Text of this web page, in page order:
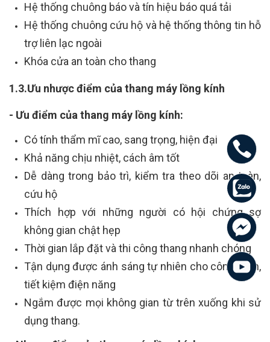
Hệ thống chuông báo và tín hiệu báo quá tải
Hệ thống chuông cứu hộ và hệ thống thông tin hỗ
trợ liên lạc ngoài
Khóa cửa an toàn cho thang
1.3.Ưu nhược điểm của thang máy lồng kính
- Ưu điểm của thang máy lồng kính:
Có tính thẩm mĩ cao, sang trọng, hiện đại
Khả năng chịu nhiệt, cách âm tốt
Dễ dàng trong bảo trì, kiểm tra theo dõi an toàn,
cứu hộ
Thích hợp với những người có hội chứng sợ
không gian chật hẹp
Thời gian lắp đặt và thi công thang nhanh chóng
Tận dụng được ánh sáng tự nhiên cho công trình,
tiết kiệm điện năng
Ngắm được mọi không gian từ trên xuống khi sử
dụng thang.